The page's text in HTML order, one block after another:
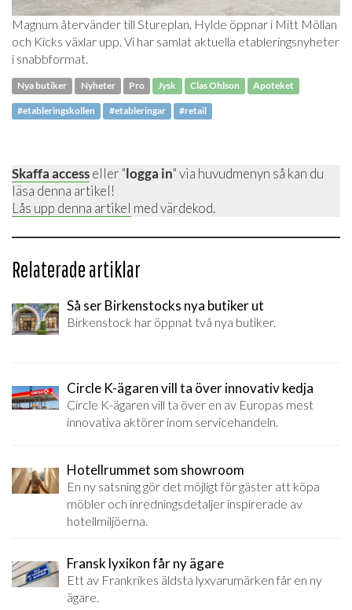
Magnum återvänder till Stureplan, Hylde öppnar i Mitt Möllan
och Kicks växlar upp. Vi har samlat aktuella etableringsnyheter
i snabbformat.
Nya butiker Nyheter Pro Jysk Clas Ohlson Apoteket
#etableringskollen #etableringar #retail
Skaffa accesseller "logga in" via huvudmenyn så kan du
läsa denna artikel!
Lås upp denna artikel med värdekod.
Relaterade artiklar
Så ser Birkenstocks nya butiker ut
Birkenstock har öppnat två nya butiker.
Circle K-ägaren vill ta över innovativ kedja
Circle K-ägaren vill ta över en av Europas mest
innovativa aktörer inom servicehandeln.
Hotellrummet som showroom
En ny satsning gör det möjligt för gäster att köpa
möbler och inredningsdetaljer inspirerade av
hotellmiljöerna.
Fransk lyxikon får ny ägare
Ett av Frankrikes äldsta lyxvarumärken får en ny
ägare.